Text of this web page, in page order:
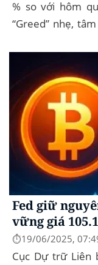
% so với hôm
“Greed” nhẹ,
Fed giữ
vững giá
⏱️19/06/2025,
Cục Dự trữ Liên